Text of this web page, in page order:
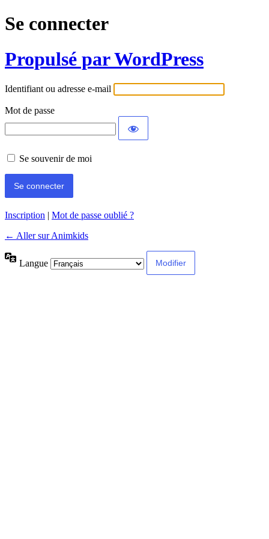
Se connecter
Propulsé par WordPress
Identifiant ou adresse e-mail
Mot de passe
Se souvenir de moi
Inscription | Mot de passe oublié ?
← Aller sur Animkids
Langue